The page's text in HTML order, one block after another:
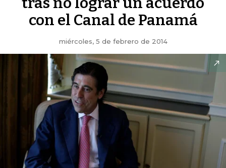
con el Canal de Panamá
miércoles, 5 de febrero de 2014